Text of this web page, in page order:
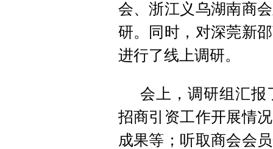
会、浙江义乌湖南商
研。同时，对深莞新
进行了线上调研。
会上，调研组汇报
招商引资工作开展情
成果等；听取商会会